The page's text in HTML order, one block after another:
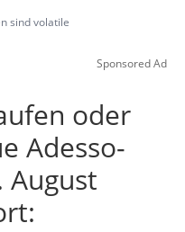
sind volatile
Sponsored Ad
oder
Adesso-
August